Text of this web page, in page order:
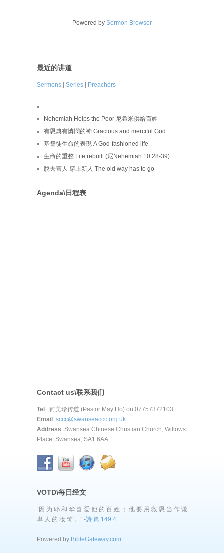
Powered by Sermon Browser
最近的讲道
Sermons | Series | Preachers
Nehemiah Helps the Poor 尼希米供给百姓
有恩典有憐憫的神 Gracious and merciful God
基督徒生命的表現 A God-fashioned life
生命的重整 Life rebuilt (尼Nehemiah 10:28-39)
脫去舊人 穿上新人 The old way has to go
Agenda\日程表
Contact us\联系我们
Tel.: 何美珍传道 (Pastor May Ho) on 07757372103
Email: sccc@swanseaccc.org.uk
Address: Swansea Chinese Christian Church, Willows
Place, Swansea, SA1 6AA
VOTD\每日经文
“因 为 耶 和 华 喜 爱 他 的 百 姓 ； 他 要 用 救 恩 当 作 谦
卑 人 的 妆 饰 。” -詩 篇 149:4
Powered by BibleGateway.com